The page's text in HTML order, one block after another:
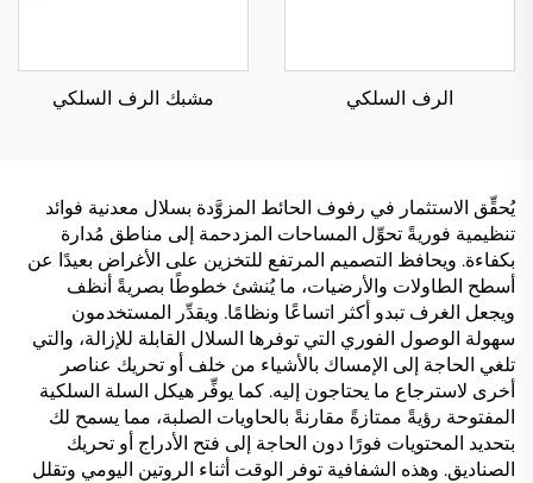
الرف السلكي مشبك الرف السلكي
يُحقِّق الاستثمار في رفوف الحائط المزوَّدة بسلال معدنية فوائد
تنظيمية فوريةً تحوِّل المساحات المزدحمة إلى مناطق مُدارة
بكفاءة. ويحافظ التصميم المرتفع للتخزين على الأغراض بعيدًا عن
أسطح الطاولات والأرضيات، ما يُنشئ خطوطًا بصريةً أنظف
ويجعل الغرف تبدو أكثر اتساعًا ونظامًا. ويقدِّر المستخدمون
سهولة الوصول الفوري التي توفرها السلال القابلة للإزالة، والتي
تلغي الحاجة إلى الإمساك بالأشياء من خلف أو تحريك عناصر
أخرى لاسترجاع ما يحتاجون إليه. كما يوفِّر هيكل السلة السلكية
المفتوحة رؤيةً ممتازةً مقارنةً بالحاويات الصلبة، مما يسمح لك
بتحديد المحتويات فورًا دون الحاجة إلى فتح الأدراج أو تحريك
الصناديق. وهذه الشفافية توفر الوقت أثناء الروتين اليومي وتقلل